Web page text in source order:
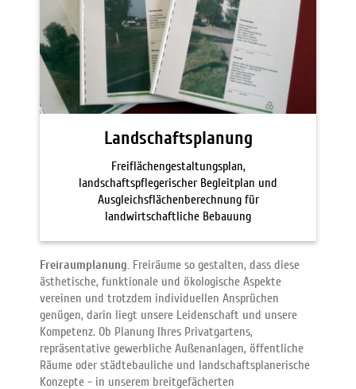
Landschaftsplanung
Freiflächengestaltungsplan,
landschaftspflegerischer Begleitplan und
Ausgleichsflächenberechnung für
landwirtschaftliche Bebauung
Freiraumplanung. Freiräume so gestalten, dass diese
ästhetische, funktionale und ökologische Aspekte
vereinen und trotzdem individuellen Ansprüchen
genügen, darin liegt unsere Leidenschaft und unsere
Kompetenz. Ob Planung Ihres Privatgartens,
repräsentative gewerbliche Außenanlagen, öffentliche
Räume oder städtebauliche und landschaftsplanerische
Konzepte - in unserem breitgefächerten